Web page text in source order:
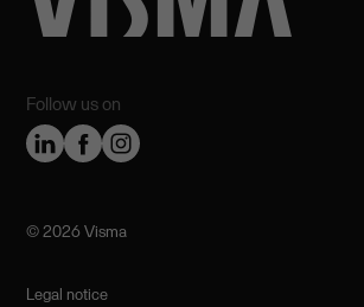
Follow us on
©️ 2026 Visma
Legal notice